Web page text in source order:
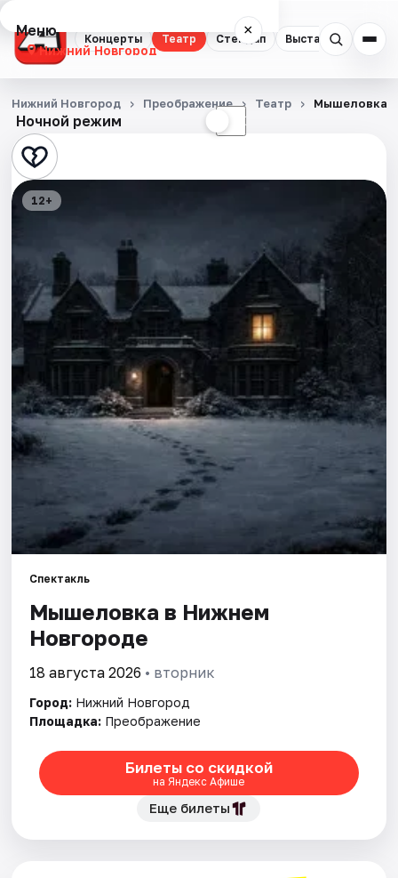
Концерты Театр Стендап Выставки
Меню ×
Нижний Новгород
Концерты
Театр
Стендап
Квесты
Экскурсии
Спорт
События
Города
Артисты
Ночной режим ☾
Нижний Новгород Преображение Театр Мышеловка
12+
Спектакль
Мышеловка в Нижнем
Новгороде
18 августа 2026 • вторник
Город: Нижний Новгород
Площадка: Преображение
Билеты со скидкой
на Яндекс Афише
Еще билеты